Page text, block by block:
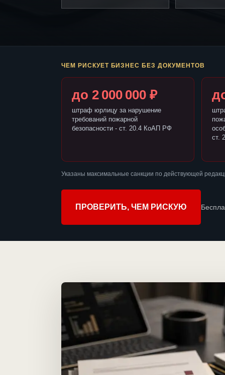
ЧЕМ РИСКУЕТ БИЗНЕС БЕЗ ДОКУМЕНТОВ
до 2 000 000 ₽
штраф юрлицу за нарушение
требований пожарной
безопасности - ст. 20.4 КоАП РФ
ст.
Указаны максимальные санкции по действующей
ПРОВЕРИТЬ, ЧЕМ РИСКУЮ